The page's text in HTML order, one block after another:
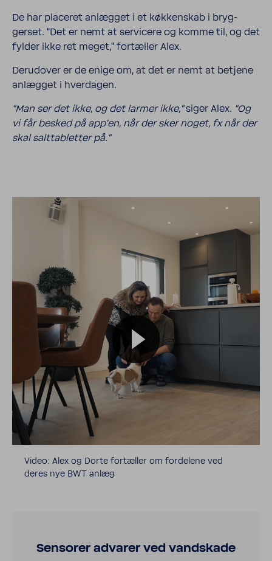
De har placeret anlægget i et køkken­skab i bryg­
gerset. “Det er nemt at servi­cere og komme til, og det
fylder ikke ret meget,” fortæller Alex.
Deru­d­over er de enige om, at det er nemt at betjene
anlægget i hver­dagen.
“Man ser det ikke, og det larmer ikke,”siger Alex. “Og
vi får besked på app’en, når der sker noget, fx når der
skal salt­tab­letter på.”
Video: Alex og Dorte fortæller om forde­lene ved
deres nye BWT anlæg
Sensorer advarer ved vand­skade